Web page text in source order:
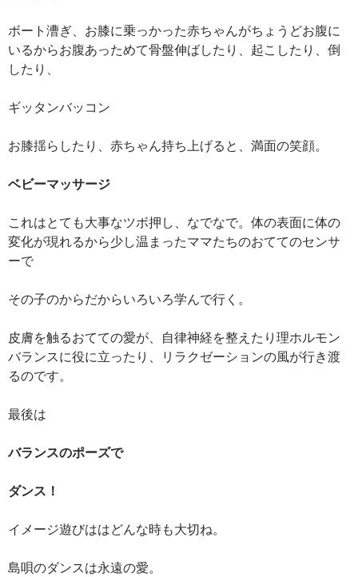
ボート漕ぎ、お膝に乗っかった赤ちゃんがちょうどお腹に
いるからお腹あっためて骨盤伸ばしたり、起こしたり、倒
したり、
ギッタンバッコン
お膝揺らしたり、赤ちゃん持ち上げると、満面の笑顔。
ベビーマッサージ
これはとても大事なツボ押し、なでなで。体の表面に体の
変化が現れるから少し温まったママたちのおててのセンサ
ーで
その子のからだからいろいろ学んで行く。
皮膚を触るおてての愛が、自律神経を整えたり理ホルモン
バランスに役に立ったり、リラクゼーションの風が行き渡
るのです。
最後は
バランスのポーズで
ダンス！
イメージ遊びははどんな時も大切ね。
島唄のダンスは永遠の愛。